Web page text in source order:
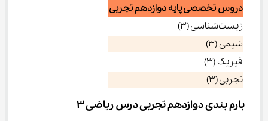
دروس تخصصی پایه دوازدهم تجربی
زیست‌شناسی (3)
شیمی (3)
فیزیک (3)
تجربی (3)
بارم بندی دوازدهم تجربی درس ریاضی ۳